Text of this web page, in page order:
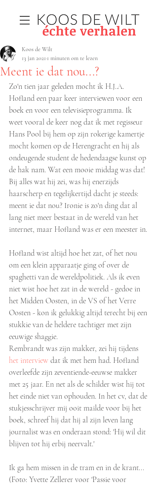
Meent ie dat nou...?
Koos de Wilt
13 jan 2021 1 minuten om te lezen
Zo'n tien jaar geleden mocht ik H.J.A.
Hofland een paar keer interviewen voor een
boek en voor een televisieprogramma. Ik
weet vooral de keer nog dat ik met regisseur
Hans Pool bij hem op zijn rokerige kamertje
mocht komen op de Herengracht en hij als
ondeugende student de hedendaagse kunst op
de hak nam. Wat een mooie middag was dat!
Bij alles wat hij zei, was hij enerzijds
haarscherp en tegelijkertijd dacht je steeds:
meent ie dat nou? Ironie is zo'n ding dat al
lang niet meer bestaat in de wereld van het
internet, maar Hofland was er een meester in.
Hofland wist altijd hoe het zat, of het nou
om een klein apparaatje ging of over de
spaghetti van de wereldpolitiek. Als ik even
niet wist hoe het zat in de wereld - gedoe in
het Midden Oosten, in de VS of het Verre
Oosten - kon ik gelukkig altijd terecht bij een
stukkie van de heldere tachtiger met zijn
eeuwige shaggie.
Rembrandt was zijn makker, zei hij tijdens
het interview dat ik met hem had. Hofland
overleefde zijn zeventiende-eeuwse makker
met 25 jaar. En net als de schilder wist hij tot
het einde niet van ophouden. In het cv, dat de
stukjesschrijver mij ooit mailde voor bij het
boek, schreef hij dat hij al zijn leven lang
journalist was en onderaan stond: 'Hij wil dit
blijven tot hij erbij neervalt.'
Ik ga hem missen in de tram en in de krant...
(Foto: Yvette Zellerer voor 'Passie voor